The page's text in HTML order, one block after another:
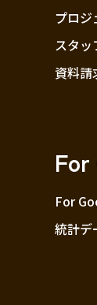
プロジ
スタッ
資料請
For
統計デ